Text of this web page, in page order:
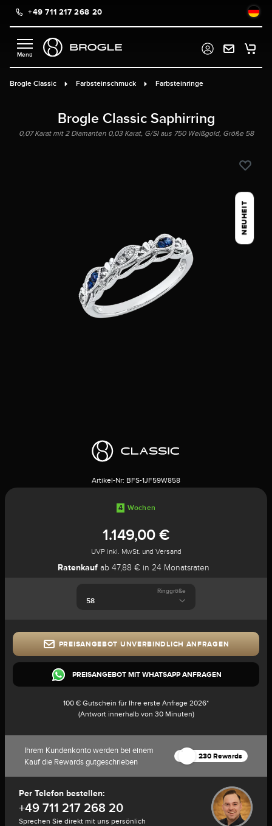
springen
+49 711 217 268 20
Brogle Classic Farbsteinschmuck Farbsteinringe
Brogle Classic Saphirring
0,07 Karat mit 2 Diamanten 0,03 Karat, G/SI aus 750 Weißgold, Größe 58
NEUHEIT
Artikel-Nr: BFS-1JF59W858
4 Wochen
1.149,00 €
UVP inkl. MwSt. und Versand
Ratenkauf ab 47,88 € in 24 Monatsraten
Ringgröße
PREISANGEBOT UNVERBINDLICH ANFRAGEN
PREISANGEBOT MIT WHATSAPP ANFRAGEN
100 € Gutschein für Ihre erste Anfrage 2026*
(Antwort innerhalb von 30 Minuten)
Ihrem Kundenkonto werden bei einem
Kauf die Rewards gutgeschrieben
230 Rewards
Per Telefon bestellen:
+49 711 217 268 20
Sprechen Sie direkt mit uns persönlich